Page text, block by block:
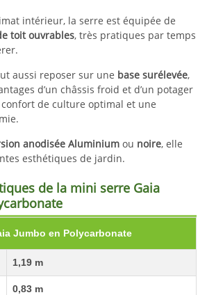
intérieur, la serre est équipée de
toit ouvrables, très pratiques par temps
aussi reposer sur une base surélevée,
d’un châssis froid et d’un potager
de culture optimal et une
anodisée Aluminium ou noire, elle
esthétiques de jardin.
de la mini serre Gaia
Jumbo en Polycarbonate
1,19 m
0,83 m